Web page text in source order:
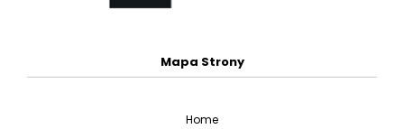
Mapa Strony
Home